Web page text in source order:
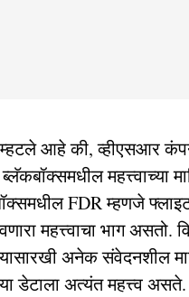
म्हटले आहे की, व्हीएसआर
महत्त्वाच्या
FDR म्हणजे फ्लाइट
महत्त्वाचा भाग असतो.
अनेक संवेदनशील
डेटाला अत्यंत महत्त्व असते.